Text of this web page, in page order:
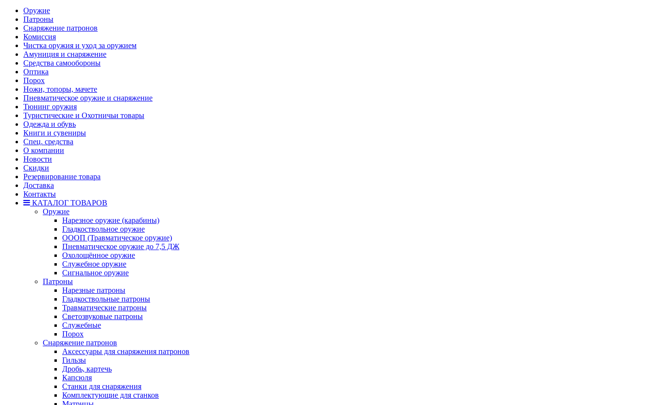
Оружие
Патроны
Снаряжение патронов
Комиссия
Чистка оружия и уход за оружием
Амуниция и снаряжение
Средства самообороны
Оптика
Порох
Ножи, топоры, мачете
Пневматическое оружие и снаряжение
Тюнинг оружия
Туристические и Охотничьи товары
Одежда и обувь
Книги и сувениры
Спец. средства
О компании
Новости
Скидки
Резервирование товара
Доставка
Контакты
КАТАЛОГ ТОВАРОВ
Оружие
Нарезное оружие (карабины)
Гладкоствольное оружие
ОООП (Травматическое оружие)
Пневматическое оружие до 7,5 ДЖ
Охолощённое оружие
Служебное оружие
Сигнальное оружие
Патроны
Нарезные патроны
Гладкоствольные патроны
Травматические патроны
Светозвуковые патроны
Служебные
Порох
Снаряжение патронов
Аксессуары для снаряжения патронов
Гильзы
Дробь, картечь
Капсюля
Станки для снаряжения
Комплектующие для станков